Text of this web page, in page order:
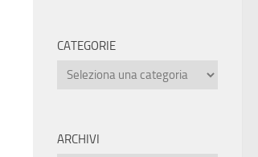
CATEGORIE
ARCHIVI